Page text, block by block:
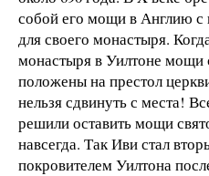
собой его мощи в Англию с
для своего монастыря.
монастыря в Уилтоне мощи
положены на престол
нельзя сдвинуть с места!
решили оставить мощи
навсегда. Так Иви стал
покровителем Уилтона